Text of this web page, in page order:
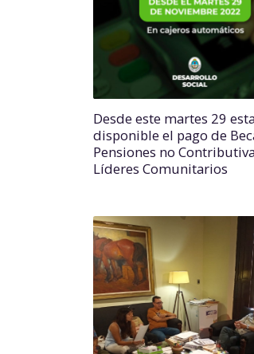
Desde este martes 29
disponible el pago de
Pensiones no
Líderes Comunitarios